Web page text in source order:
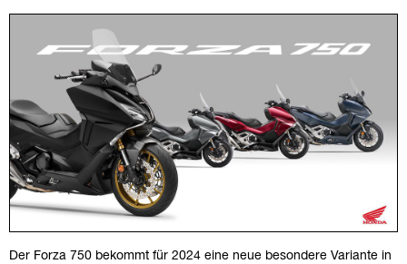
Der Forza 750 bekommt für 2024 eine neue besondere Variante in